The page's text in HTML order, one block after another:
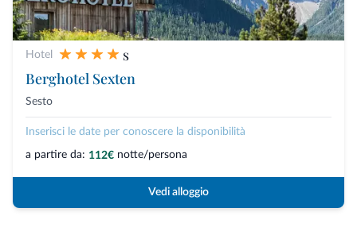
Hotel
s
Berghotel Sexten
Sesto
Inserisci le date per conoscere la disponibilità
a partire da: 112€ notte/persona
Vedi alloggio